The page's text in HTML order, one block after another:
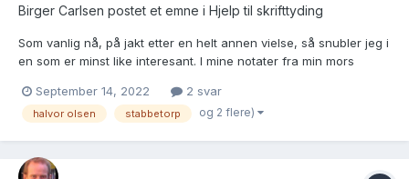
Birger Carlsen postet et emne i Hjelp til skrifttyding
Som vanlig nå, på jakt etter en helt annen vielse, så snubler jeg i
en som er minst like interesant. I mine notater fra min mors
hva det står. Brukslenke for sidevisning:
https://www.digitalarkivet.no/kb20061013050449...
September 14, 2022 2 svar
halvor olsen stabbetorp og 2 flere)